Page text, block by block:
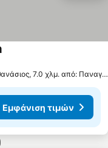
Παλαιός Άγιος Αθανάσιος, 7.0 χλμ. από: Παναγίτσα
Εμφάνιση τιμών